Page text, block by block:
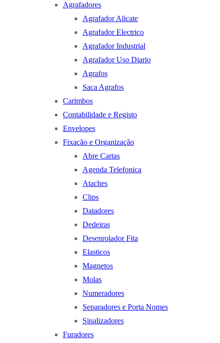
Agrafadores
Agrafador Alicate
Agrafador Electrico
Agrafador Industrial
Agrafador Uso Diario
Agrafos
Saca Agrafos
Carimbos
Contabilidade e Registo
Envelopes
Fixação e Organização
Abre Cartas
Agenda Telefonica
Ataches
Clips
Datadores
Dedeiras
Desenrolador Fita
Elasticos
Magnetos
Molas
Numeradores
Separadores e Porta Nomes
Sinalizadores
Furadores